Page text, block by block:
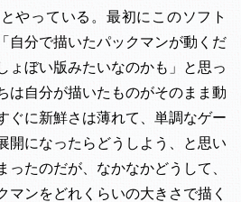
やっている。最初にこのソフト
自分で描いたパックマンが動くだ
ょぼい版みたいなのかも」と思っ
は自分が描いたものがそのまま動
ぐに新鮮さは薄れて、単調なゲー
開になったらどうしよう、と思い
ったのだが、なかなかどうして、
マンをどれくらいの大きさで描く